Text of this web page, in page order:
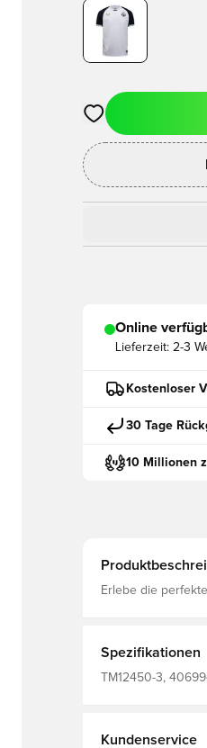
Öffnet ein neues
Online
Lieferzeit: 2-3
Kostenloser
30 Tage
10 Millionen
Erlebe die
Spezifikationen
TM12450-3,
Kundenservice